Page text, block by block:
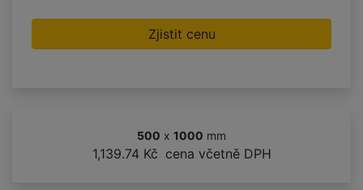
Zjistit cenu
500 x 1000 mm
1,139.74 Kč cena včetně DPH